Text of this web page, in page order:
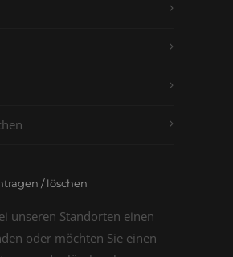
/ löschen
unseren Standorten einen
oder möchten Sie einen